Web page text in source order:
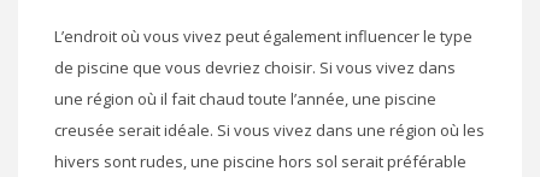
L’endroit où vous vivez peut également influencer le type
de piscine que vous devriez choisir. Si vous vivez dans
une région où il fait chaud toute l’année, une piscine
creusée serait idéale. Si vous vivez dans une région où les
hivers sont rudes, une piscine hors sol serait préférable